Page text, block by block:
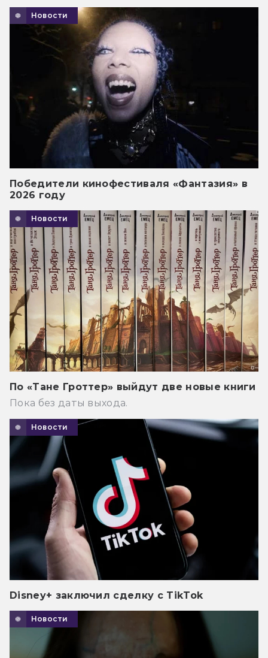
Новости
Победители кинофестиваля «Фантазия» в
2026 году
Новости
По «Тане Гроттер» выйдут две новые книги
Пока без даты выхода.
Новости
Disney+ заключил сделку с TikTok
Новости